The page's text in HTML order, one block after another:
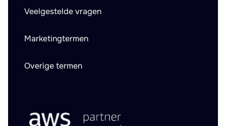
Veelgestelde vragen
Marketingtermen
Overige termen